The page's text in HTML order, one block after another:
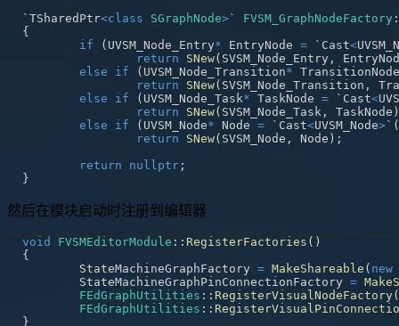
`TSharedPtr<class SGraphNode> ` FVSM_GraphNodeFactory
{
if
( UVSM_Node_Entry* EntryNode = `Cast<
return
SNew( SVSM_Node_Entry ,
else
if ( UVSM_Node_Transition*
return
SNew( SVSM_Node_Transition ,
else
if ( UVSM_Node_Task* TaskNode = `Cast<
return
SNew( SVSM_Node_Task , TaskNode )
else
if ( UVSM_Node* Node = `Cast<UVSM_Node> ` (
return
SNew( SVSM_Node , Node ) ;
return
nullptr ;
}
然后在模块启动时注册到编辑器
void FVSMEditorModule :: RegisterFactories ( )
{
	StateMachineGraphFactory
= MakeShareable ( new
	StateMachineGraphPinConnectionFactory
=
FEdGraphUtilities :: RegisterVisualNodeFactory(
FEdGraphUtilities ::
}